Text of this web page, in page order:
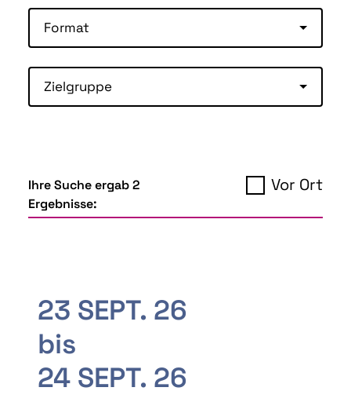
Format
Zielgruppe
Ihre Suche ergab 2
Ergebnisse:
Vor Ort
23 SEPT. 26
bis
24 SEPT. 26